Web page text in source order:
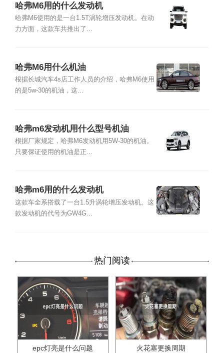
哈弗M6用的什么发动机
哈弗M6使用的是一台1.5T涡轮增压发动机。在动
力方面，这款车共推出了...
哈弗M6用什么机油
根据长城汽车4s店工作人员的介绍，哈弗M6使用
的是5w-30的机油，这...
哈弗m6发动机用什么型号机油
根据厂家规定，哈弗M6发动机用5W-30的机油。
只要保证使用的机油是正...
哈弗m6用的什么发动机
这款车全系搭载了一台1.5升涡轮增压发动机。这
款发动机的代号为GW4G...
热门阅读
epc灯亮是什么问题 火花塞更换周期